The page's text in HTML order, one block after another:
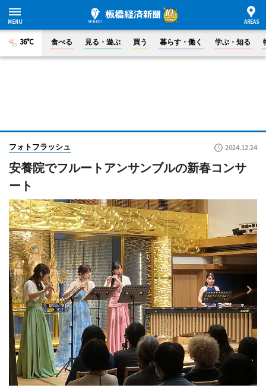
36°C 食べる 見る・遊ぶ 買う 暮らす・働く 学ぶ・知る
フォトフラッシュ 2024.12.24
安養院でフルートアンサンブルの新春コンサ
ート